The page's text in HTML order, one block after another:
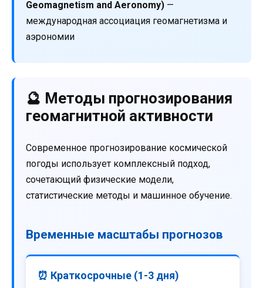
Geomagnetism and Aeronomy) —
международная ассоциация геомагнетизма и
аэрономии
🔮 Методы прогнозирования
геомагнитной активности
Современное прогнозирование космической
погоды использует комплексный подход,
сочетающий физические модели,
статистические методы и машинное обучение.
Временные масштабы прогнозов
⏰ Краткосрочные (1-3 дня)